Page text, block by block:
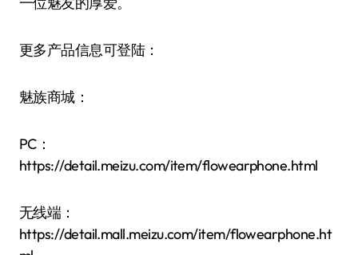
更多产品信息可登陆：
魅族商城：
PC：
https://detail.meizu.com/item/flowearphone.html
无线端：
https://detail.mall.meizu.com/item/flowearphone.ht